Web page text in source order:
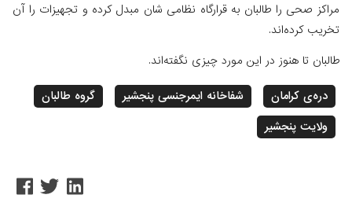
مراکز صحی را طالبان به قرارگاه نظامی شان مبدل کرده و تجهیزات را آن
تخریب کرده‌اند.
طالبان تا هنوز در این مورد چیزی نگفته‌اند.
دره‌ی کرامان شفاخانه ایمرجنسی پنجشیر
گروه طالبان
ولایت پنجشیر